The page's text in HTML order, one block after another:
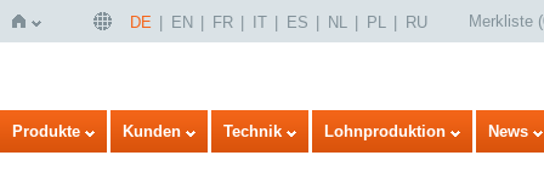
Startseite
DE EN FR IT ES NL PL RU Merkliste (
Produkte Kunden Technik Lohnproduktion News